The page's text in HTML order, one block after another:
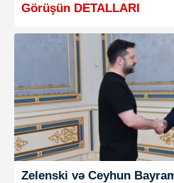
Görüşün DETALLARI
Zelenski və Ceyhun